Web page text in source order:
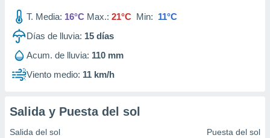
publicidad
de
1199
T. Media: 16°C Max.: 21°C Min: 11°C
Días de lluvia: 15 días
Acum. de lluvia: 110 mm
Viento medio: 11 km/h
Salida y Puesta del sol
Salida del sol Puesta del sol